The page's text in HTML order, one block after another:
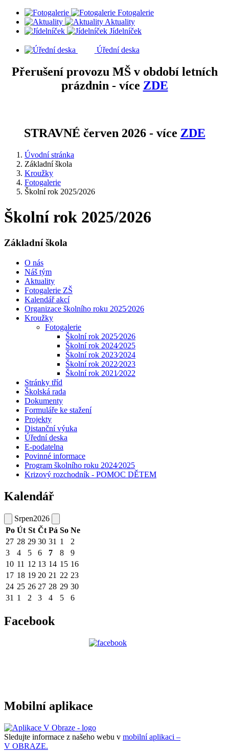
Fotogalerie
Aktuality
Jídelníček
Úřední deska
Přerušení provozu MŠ v období letních
prázdnin - více ZDE
STRAVNÉ červen 2026 - více ZDE
Úvodní stránka
Základní škola
Kroužky
Fotogalerie
Školní rok 2025/2026
Školní rok 2025/2026
Základní škola
O nás
Náš tým
Aktuality
Fotogalerie ZŠ
Kalendář akcí
Organizace školního roku 2025⁄2026
Kroužky
Fotogalerie
Školní rok 2025⁄2026
Školní rok 2024⁄2025
Školní rok 2023⁄2024
Školní rok 2022⁄2023
Školní rok 2021⁄2022
Stránky tříd
Školská rada
Dokumenty
Formuláře ke stažení
Projekty
Distanční výuka
Úřední deska
E-podatelna
Povinné informace
Program školního roku 2024⁄2025
Krizový rozchodník - POMOC DĚTEM
Kalendář
Srpen2026
Po Út St Čt Pá So Ne
27 28 29 30 31 1
2
3
4 5 6 7 8
9
10 11 12 13 14 15 16
17 18 19 20 21 22 23
24 25 26 27 28 29 30
31 1 2 3 4 5 6
Facebook
Mobilní aplikace
Sledujte informace z našeho webu v mobilní aplikaci –
V OBRAZE.